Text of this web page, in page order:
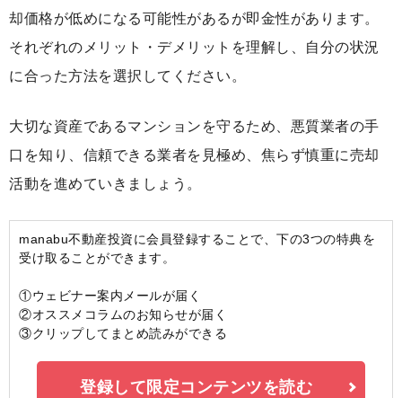
却価格が低めになる可能性があるが即金性があります。
それぞれのメリット・デメリットを理解し、自分の状況
に合った方法を選択してください。
大切な資産であるマンションを守るため、悪質業者の手
口を知り、信頼できる業者を見極め、焦らず慎重に売却
活動を進めていきましょう。
manabu不動産投資に会員登録することで、下の3つの特典を
受け取ることができます。
①ウェビナー案内メールが届く
②オススメコラムのお知らせが届く
③クリップしてまとめ読みができる
登録して限定コンテンツを読む